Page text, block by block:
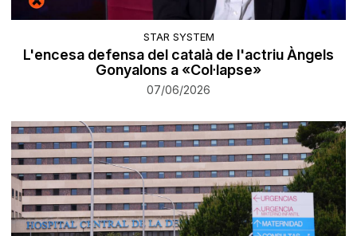
STAR SYSTEM
L'encesa defensa del català de l'actriu Àngels
Gonyalons a «Col·lapse»
07/06/2026